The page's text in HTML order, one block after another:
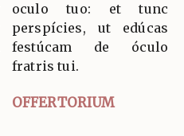
oculo tuo: et tunc
perspícies, ut edúcas
festúcam de óculo
fratris tui.
OFFERTORIUM